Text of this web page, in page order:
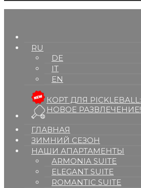
RU
DE
IT
EN
КОРТ ДЛЯ PICKLEBALL:
НОВОЕ РАЗВЛЕЧЕНИЕ!
ГЛАВНАЯ
ЗИМНИЙ СЕЗОН
НАШИ АПАРТАМЕНТЫ
ARMONIA SUITE
ELEGANT SUITE
ROMANTIC SUITE